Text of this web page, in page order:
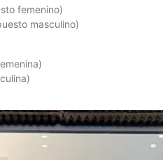
femenino)
masculino)